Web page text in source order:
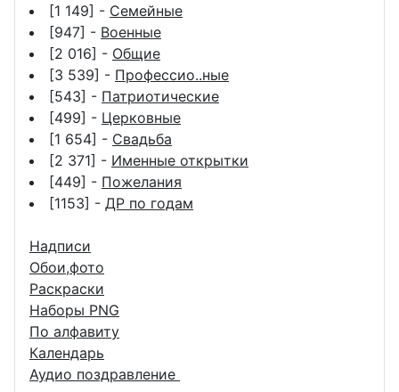
[1 149] - Семейные
[947] - Военные
[2 016] - Общие
[3 539] - Профессио..ные
[543] - Патриотические
[499] - Церковные
[1 654] - Свадьба
[2 371] - Именные открытки
[449] - Пожелания
[1153] - ДР по годам
Надписи
Обои,фото
Раскраски
Наборы PNG
По алфавиту
Календарь
Аудио поздравление